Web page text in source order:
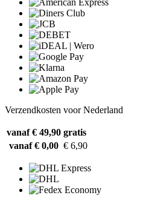
Verzendkosten voor Nederland
vanaf € 49,90 gratis
vanaf € 0,00 € 6,90